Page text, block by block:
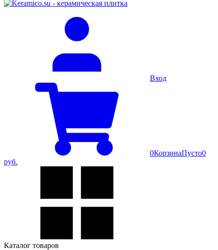
Вход
0КорзинаПусто0
руб.
Каталог товаров